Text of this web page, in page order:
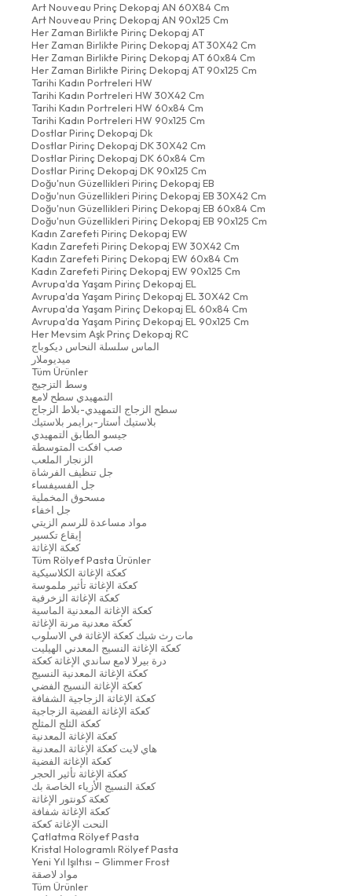
Art Nouveau Prinç Dekopaj AN 60X84 Cm
Art Nouveau Prinç Dekopaj AN 90x125 Cm
Her Zaman Birlikte Pirinç Dekopaj AT
Her Zaman Birlikte Pirinç Dekopaj AT 30X42 Cm
Her Zaman Birlikte Pirinç Dekopaj AT 60x84 Cm
Her Zaman Birlikte Pirinç Dekopaj AT 90x125 Cm
Tarihi Kadın Portreleri HW
Tarihi Kadın Portreleri HW 30X42 Cm
Tarihi Kadın Portreleri HW 60x84 Cm
Tarihi Kadın Portreleri HW 90x125 Cm
Dostlar Pirinç Dekopaj Dk
Dostlar Pirinç Dekopaj DK 30X42 Cm
Dostlar Pirinç Dekopaj DK 60x84 Cm
Dostlar Pirinç Dekopaj DK 90x125 Cm
Doğu'nun Güzellikleri Pirinç Dekopaj EB
Doğu'nun Güzellikleri Pirinç Dekopaj EB 30X42 Cm
Doğu'nun Güzellikleri Pirinç Dekopaj EB 60x84 Cm
Doğu'nun Güzellikleri Pirinç Dekopaj EB 90x125 Cm
Kadın Zarefeti Pirinç Dekopaj EW
Kadın Zarefeti Pirinç Dekopaj EW 30X42 Cm
Kadın Zarefeti Pirinç Dekopaj EW 60x84 Cm
Kadın Zarefeti Pirinç Dekopaj EW 90x125 Cm
Avrupa'da Yaşam Pirinç Dekopaj EL
Avrupa'da Yaşam Pirinç Dekopaj EL 30X42 Cm
Avrupa'da Yaşam Pirinç Dekopaj EL 60x84 Cm
Avrupa'da Yaşam Pirinç Dekopaj EL 90x125 Cm
Her Mevsim Aşk Prinç Dekopaj RC
الماس سلسلة النحاس ديكوباج
ميديوملار
Tüm Ürünler
وسط التزجيج
التمهيدي سطح لامع
سطح الزجاج التمهيدي-بلاط الزجاج
بلاستيك أستار-برايمر بلاستيك
جيسو الطابق التمهيدي
صب افكت المتوسطة
الزنجار الملعب
جل تنظيف الفرشاة
جل الفسيفساء
مسحوق المخملية
جل اخفاء
مواد مساعدة للرسم الزيتي
إيقاع تكسير
كعكة الإغاثة
Tüm Rölyef Pasta Ürünler
كعكة الإغاثة الكلاسيكية
كعكة الإغاثة تأثير ملموسة
كعكة الإغاثة الزخرفية
كعكة الإغاثة المعدنية الماسية
كعكة معدنية مرنة الإغاثة
مات رث شيك كعكة الإغاثة في الاسلوب
كعكة الإغاثة النسيج المعدني الهيليت
درة بيرلا لامع ساندي الإغاثة كعكة
كعكة الإغاثة المعدنية النسيج
كعكة الإغاثة النسيج الفضي
كعكة الإغاثة الزجاجية الشفافة
كعكة الإغاثة الفضية الزجاجية
كعكة الثلج المثلج
كعكة الإغاثة المعدنية
هاي لايت كعكة الإغاثة المعدنية
كعكة الإغاثة الفضية
كعكة الإغاثة تأثير الحجر
كعكة النسيج الأزياء الخاصة بك
كعكة كونتور الإغاثة
كعكة الإغاثة شفافة
النحت الإغاثة كعكة
Çatlatma Rölyef Pasta
Kristal Hologramlı Rölyef Pasta
Yeni Yıl Işıltısı – Glimmer Frost
مواد لاصقة
Tüm Ürünler